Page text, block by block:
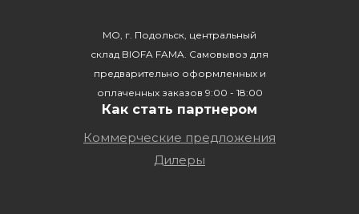
МО, г. Подольск, центральный
склад BIOFA FAMA. Самовывоз для
предварительно оформленных и
оплаченных заказов 9:00 - 18:00
Как стать партнером
Коммерческие предложения
Дилеры